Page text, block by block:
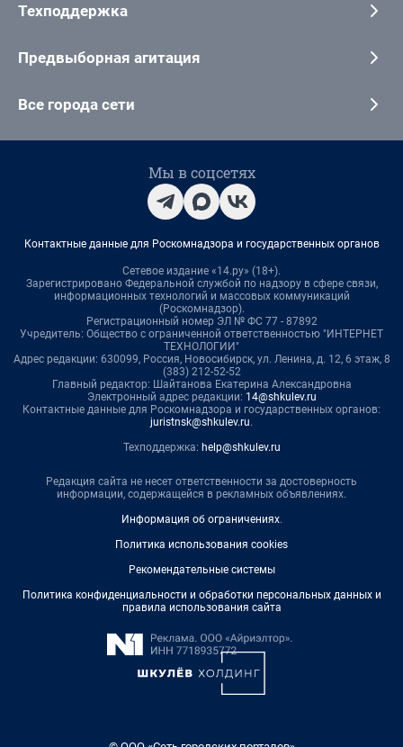
Техподдержка
Предвыборная агитация
Все города сети
Мы в соцсетях
Контактные данные для Роскомнадзора и государственных органов
Сетевое издание «14.ру» (18+).
Зарегистрировано Федеральной службой по надзору в сфере связи,
информационных технологий и массовых коммуникаций
(Роскомнадзор).
Регистрационный номер ЭЛ № ФС 77 - 87892
Учредитель: Общество с ограниченной ответственностью "ИНТЕРНЕТ
ТЕХНОЛОГИИ"
Адрес редакции: 630099, Россия, Новосибирск, ул. Ленина, д. 12, 6 этаж, 8
(383) 212-52-52
Главный редактор: Шайтанова Екатерина Александровна
Электронный адрес редакции: 14@shkulev.ru
Контактные данные для Роскомнадзора и государственных органов:
juristnsk@shkulev.ru.
Техподдержка: help@shkulev.ru
Редакция сайта не несет ответственности за достоверность
информации, содержащейся в рекламных объявлениях.
Информация об ограничениях.
Политика использования cookies
Рекомендательные системы
Политика конфиденциальности и обработки персональных данных и
правила использования сайта